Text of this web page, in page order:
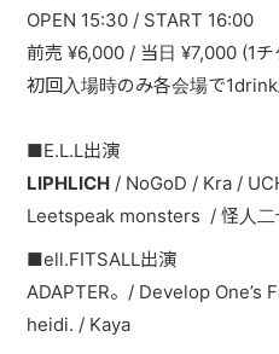
GOODS
CONTACT
OPEN 15:30 / START 16:00
前売 ¥6,000 / 当日 ¥7,000 (1
初回入場時のみ各会場で1drink
■E.L.L出演
LIPHLICH / NoGoD / Kra /
Leetspeak monsters / 怪人
■ell.FITSALL出演
ADAPTER。/ Develop
heidi. / Kaya